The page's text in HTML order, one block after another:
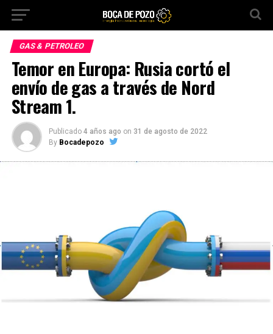
GAS & PETROLEO
Temor en Europa: Rusia cortó el
envío de gas a través de Nord
Stream 1.
Publicado 4 años ago on 31 de agosto de 2022
By Bocadepozo